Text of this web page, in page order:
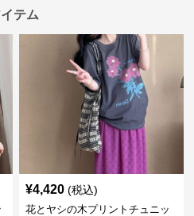
テム
¥4,420 (税込)
花とヤシの木プリントチュニッ